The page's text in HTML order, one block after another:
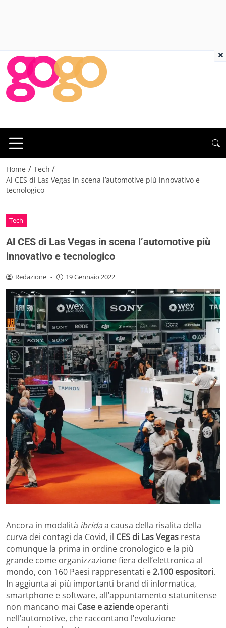
Home / Tech /
Al CES di Las Vegas in scena l’automotive più innovativo e
tecnologico
Tech
Al CES di Las Vegas in scena l’automotive più
innovativo e tecnologico
Redazione - 19 Gennaio 2022
Ancora in modalità ibridaa causa della risalita della
curva dei contagi da Covid, il CES di Las Vegas resta
comunque la prima in ordine cronologico e la più
grande come organizzazione fiera dell’elettronica al
mondo, con 160 Paesi rappresentati e2.100 espositori.
In aggiunta ai più importanti brand di informatica,
smartphone e software, all’appuntamento statunitense
non mancano mai Case e aziende operanti
nell’automotive, che raccontano l’evoluzione
×